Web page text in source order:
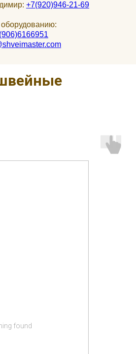
+7(920)946-21-69
оборудованию:
found